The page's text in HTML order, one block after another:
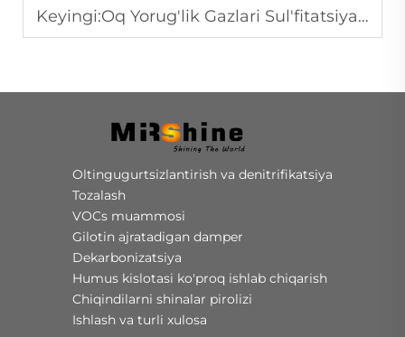
Keyingi:Oq Yorug'lik Gazlari Sul'fitatsiyasiga Investitsiya Qilishning Iqtisodiy Foydalar
Oltingugurtsizlantirish va denitrifikatsiya
Tozalash
VOCs muammosi
Gilotin ajratadigan damper
Dekarbonizatsiya
Humus kislotasi ko'proq ishlab chiqarish
Chiqindilarni shinalar pirolizi
Ishlash va turli xulosa